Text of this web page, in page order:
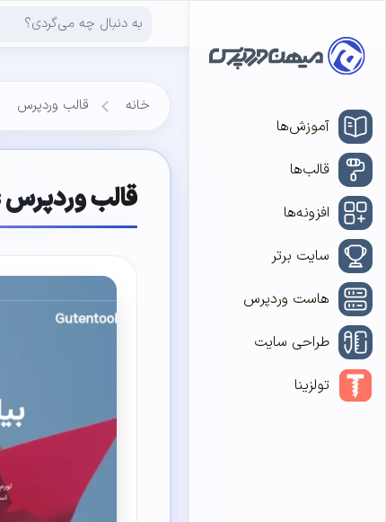
آموزش‌ها
قالب‌ها
افزونه‌ها
سایت برتر
هاست وردپرس
طراحی سایت
تولزینا
خانه قالب وردپرس
قالب وردپرس Gutentools Kids فارسی (چایلدتم)